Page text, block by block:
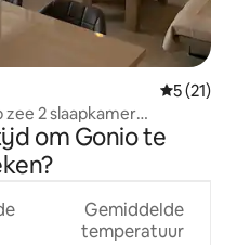
5 (21)
2 slaapkamer
om Gonio te
Gemiddelde
temperatuur